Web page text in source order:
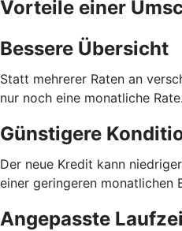
Vorteile einer
Bessere Übersicht
Statt mehrerer Raten an
nur noch eine monatliche Rate.
Günstigere
Der neue Kredit kann
einer geringeren monatlichen
Angepasste